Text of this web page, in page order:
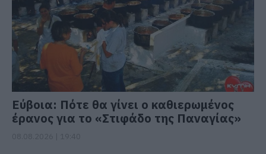
Εύβοια: Πότε θα γίνει ο καθιερωμένος
έρανος για το «Στιφάδο της Παναγίας»